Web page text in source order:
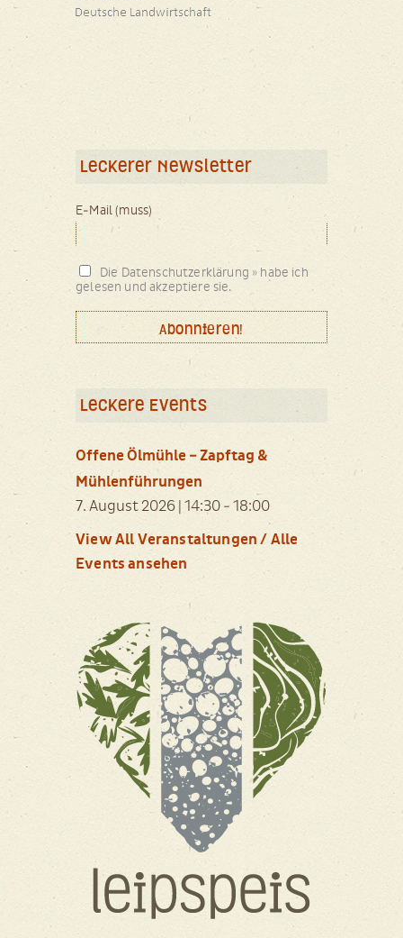
Leckerer Newsletter
E-Mail (muss)
Die Datenschutzerklärung » habe ich
gelesen und akzeptiere sie.
Leckere Events
Offene Ölmühle – Zapftag &
Mühlenführungen
7. August 2026 | 14:30 - 18:00
View All Veranstaltungen